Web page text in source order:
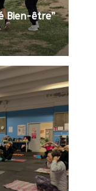
Bien-être”